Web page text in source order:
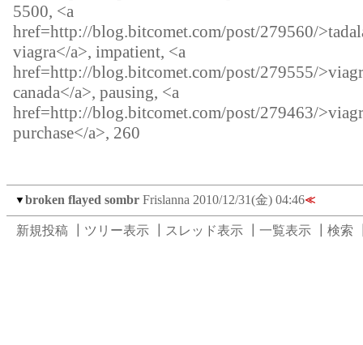
5500, <a
href=http://blog.bitcomet.com/post/279560/
viagra</a>, impatient, <a
href=http://blog.bitcomet.com/post/279555/
canada</a>, pausing, <a
href=http://blog.bitcomet.com/post/279463/
purchase</a>, 260
▼ broken flayed sombr Frislanna 2010/12/31(金) 04:46≪
新規投稿 ツリー表示 スレッド表示 一覧表示 検索